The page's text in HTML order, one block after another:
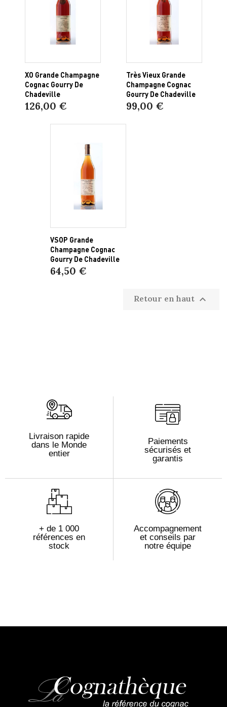
XO Grande Champagne
Cognac Gourry De
Chadeville
126,00 €
Très Vieux Grande
Champagne Cognac
Gourry De Chadeville
99,00 €
VSOP Grande
Champagne Cognac
Gourry De Chadeville
64,50 €
Retour en haut 
Livraison rapide
dans le Monde
entier
Paiements
sécurisés et
garantis
+ de 1 000
références en
stock
Accompagnement
et conseils par
notre équipe